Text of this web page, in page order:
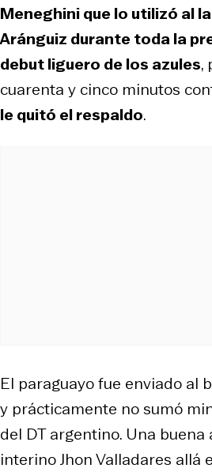
Meneghini que lo utilizó al
Aránguiz durante toda la
debut liguero de los azules,
cuarenta y cinco minutos
le quitó el respaldo.
El paraguayo fue enviado al
y prácticamente no sumó
del DT argentino. Una buena
interino Jhon Valladares allá